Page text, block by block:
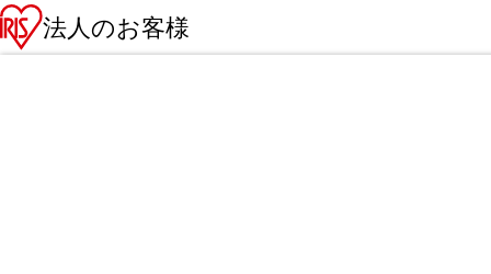
法人のお客様